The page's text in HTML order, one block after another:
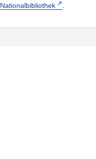
Nationalbibliothek
.